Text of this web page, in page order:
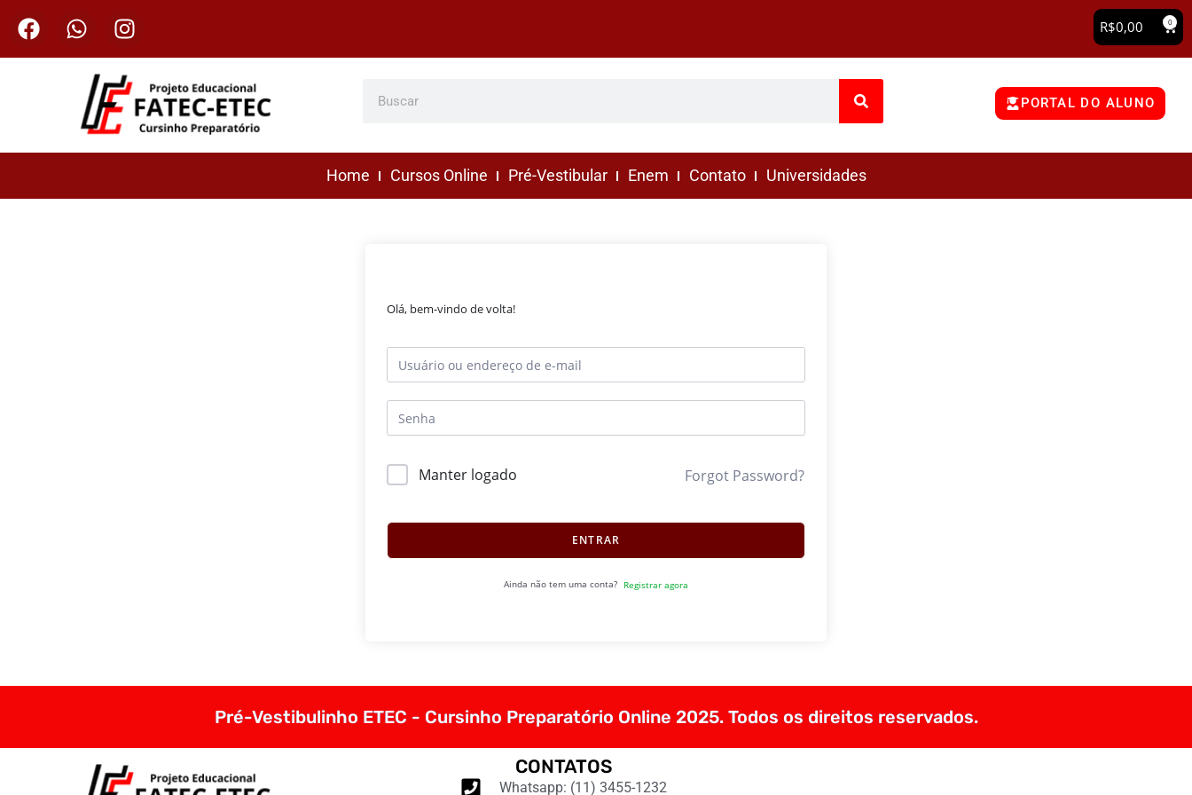
R$0,00 0
PORTAL DO ALUNO
Home Cursos Online Pré-Vestibular Enem Contato Universidades
Olá, bem-vindo de volta!
Manter logado Forgot Password?
ENTRAR
Ainda não tem uma conta? Registrar agora
Pré-Vestibulinho ETEC - Cursinho Preparatório Online 2025. Todos os direitos reservados.
CONTATOS
Whatsapp: (11) 3455-1232